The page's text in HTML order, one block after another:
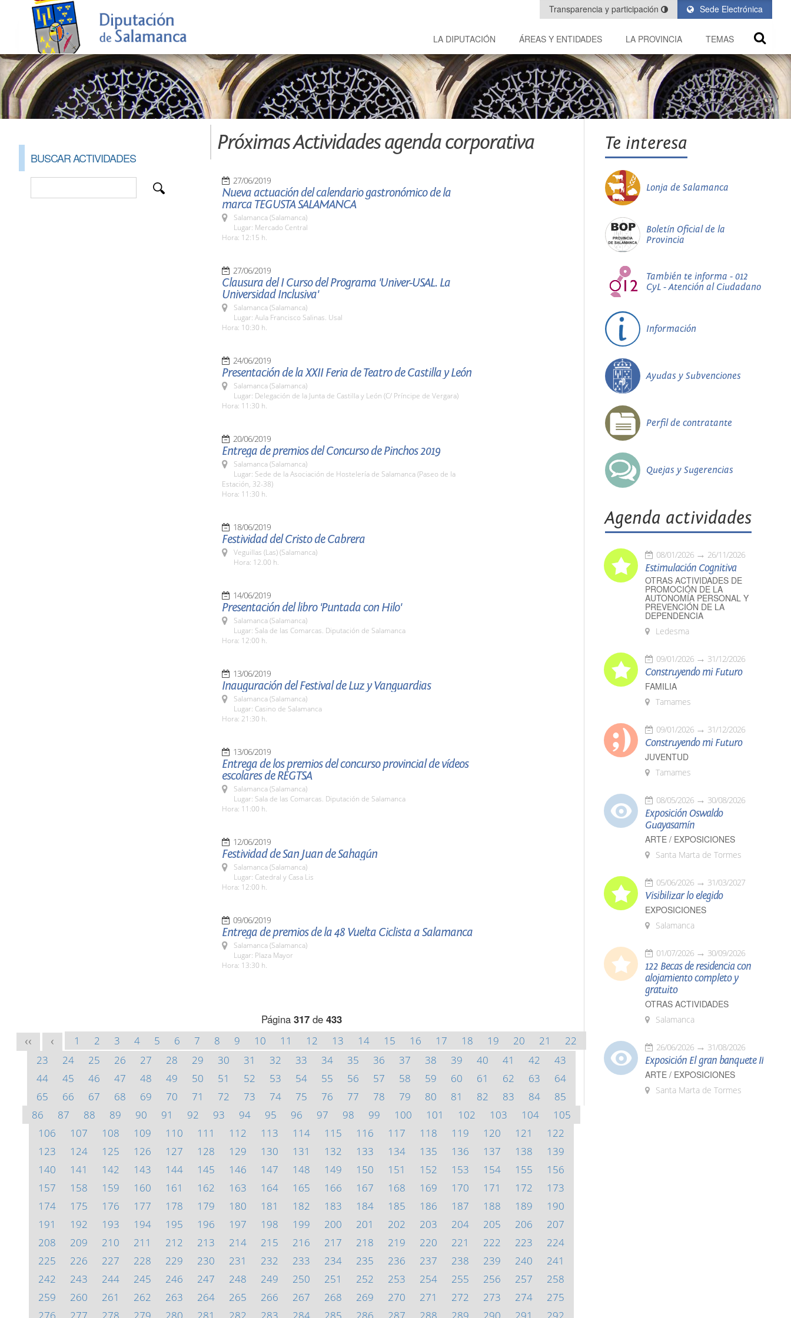
Sede Electrónica
Transparencia y participación
LA DIPUTACIÓN ÁREAS Y ENTIDADES LA PROVINCIA TEMAS
BUSCAR ACTIVIDADES
Próximas Actividades agenda corporativa
27/06/2019
Nueva actuación del calendario gastronómico de la
marca TEGUSTA SALAMANCA
Salamanca (Salamanca)
Lugar: Mercado Central
Hora: 12:15 h.
27/06/2019
Clausura del I Curso del Programa 'Univer-USAL. La
Universidad Inclusiva'
Salamanca (Salamanca)
Lugar: Aula Francisco Salinas. Usal
Hora: 10:30 h.
24/06/2019
Presentación de la XXII Feria de Teatro de Castilla y León
Salamanca (Salamanca)
Lugar: Delegación de la Junta de Castilla y León (C/ Príncipe de Vergara)
Hora: 11:30 h.
20/06/2019
Entrega de premios del Concurso de Pinchos 2019
Salamanca (Salamanca)
Lugar: Sede de la Asociación de Hostelería de Salamanca (Paseo de la
Estación, 32-38)
Hora: 11:30 h.
18/06/2019
Festividad del Cristo de Cabrera
Veguillas (Las) (Salamanca)
Hora: 12.00 h.
14/06/2019
Presentación del libro 'Puntada con Hilo'
Salamanca (Salamanca)
Lugar: Sala de las Comarcas. Diputación de Salamanca
Hora: 12:00 h.
13/06/2019
Inauguración del Festival de Luz y Vanguardias
Salamanca (Salamanca)
Lugar: Casino de Salamanca
Hora: 21:30 h.
13/06/2019
Entrega de los premios del concurso provincial de vídeos
escolares de REGTSA
Salamanca (Salamanca)
Lugar: Sala de las Comarcas. Diputación de Salamanca
Hora: 11:00 h.
12/06/2019
Festividad de San Juan de Sahagún
Salamanca (Salamanca)
Lugar: Catedral y Casa Lis
Hora: 12:00 h.
09/06/2019
Entrega de premios de la 48 Vuelta Ciclista a Salamanca
Salamanca (Salamanca)
Lugar: Plaza Mayor
Hora: 13:30 h.
Página 317de 433
<< < 1 2 3 4 5 6 7 8 9 10 11 12 13 14 15 16 17 18 19 20 21
22
23
24 25 26 27 28 29 30 31 32 33 34 35 36 37 38 39 40 41 42
43
44
45 46 47 48 49 50 51 52 53 54 55 56 57 58 59 60 61 62 63
64
65
66 67 68 69 70 71 72 73 74 75 76 77 78 79 80 81 82 83 84
85
86
87 88 89 90 91 92 93 94 95 96 97 98 99 100 101 102 103 104
105
106
107 108 109 110 111 112 113 114 115 116 117 118 119 120 121
122
123
124 125 126 127 128 129 130 131 132 133 134 135 136 137 138
139
140
141 142 143 144 145 146 147 148 149 150 151 152 153 154 155
156
157
158 159 160 161 162 163 164 165 166 167 168 169 170 171 172
173
174
175 176 177 178 179 180 181 182 183 184 185 186 187 188 189
190
191
192 193 194 195 196 197 198 199 200 201 202 203 204 205 206
207
208
209 210 211 212 213 214 215 216 217 218 219 220 221 222 223
224
225
226 227 228 229 230 231 232 233 234 235 236 237 238 239 240
241
242
243 244 245 246 247 248 249 250 251 252 253 254 255 256 257
258
259
260 261 262 263 264 265 266 267 268 269 270 271 272 273 274
275
Te interesa
Lonja de Salamanca
Boletín Oficial de la
Provincia
También te informa - 012
CyL - Atención al Ciudadano
Información
Ayudas y Subvenciones
Perfil de contratante
Quejas y Sugerencias
Agenda actividades
08/01/2026 26/11/2026
Estimulación Cognitiva
OTRAS ACTIVIDADES DE
PROMOCIÓN DE LA
AUTONOMÍA PERSONAL Y
PREVENCIÓN DE LA
DEPENDENCIA
Ledesma
09/01/2026 31/12/2026
Construyendo mi Futuro
FAMILIA
Tamames
09/01/2026 31/12/2026
Construyendo mi Futuro
JUVENTUD
Tamames
08/05/2026 30/08/2026
Exposición Oswaldo
Guayasamín
ARTE / EXPOSICIONES
Santa Marta de Tormes
05/06/2026 31/03/2027
Visibilizar lo elegido
EXPOSICIONES
Salamanca
01/07/2026 30/09/2026
122 Becas de residencia con
alojamiento completo y
gratuito
OTRAS ACTIVIDADES
Salamanca
26/06/2026 31/08/2026
Exposición El gran banquete II
ARTE / EXPOSICIONES
Santa Marta de Tormes